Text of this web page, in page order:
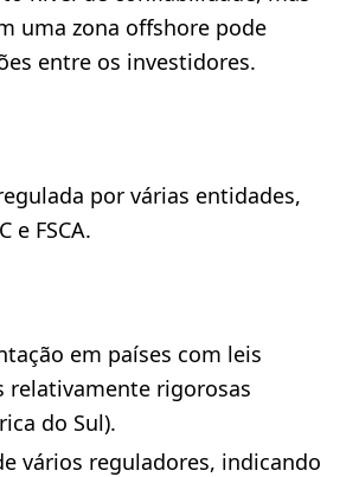
uma zona offshore pode
entre os investidores.
por várias entidades,
e FSCA.
em países com leis
relativamente rigorosas
do Sul).
vários reguladores, indicando